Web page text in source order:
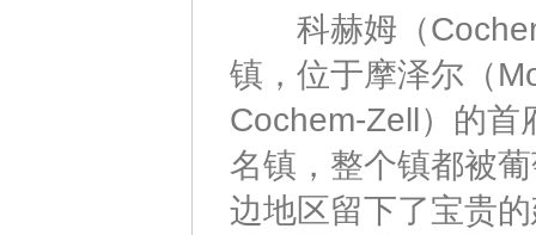
科赫姆（Cochem
镇，位于摩泽尔（
Cochem-Zell）的首
名镇，整个镇都被
边地区留下了宝贵